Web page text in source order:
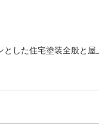
した住宅塗装全般と